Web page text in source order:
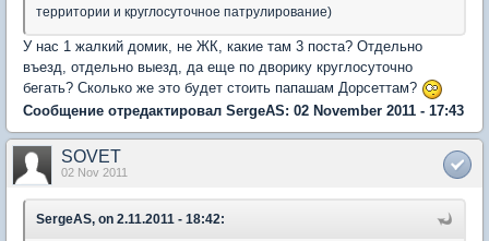
территории и круглосуточное патрулирование)
У нас 1 жалкий домик, не ЖК, какие там 3 поста? Отдельно
въезд, отдельно выезд, да еще по дворику круглосуточно
бегать? Сколько же это будет стоить папашам Дорсеттам?
Сообщение отредактировал SergeAS: 02 November 2011 - 17:43
SOVET
02 Nov 2011
SergeAS, on 2.11.2011 - 18:42: